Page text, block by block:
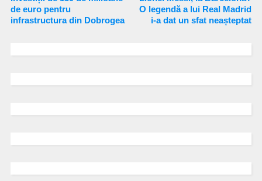
de euro pentru
infrastructura din Dobrogea
O legendă a lui Real Madrid
i-a dat un sfat neașteptat